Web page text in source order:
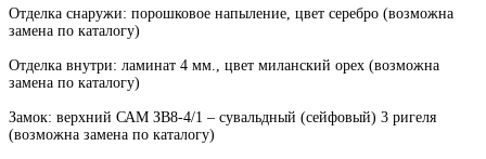
Отделка снаружи: порошковое напыление, цвет серебро (возможна
замена по каталогу)
Отделка внутри: ламинат 4 мм., цвет миланский орех (возможна
замена по каталогу)
Замок: верхний САМ ЗВ8-4/1 – сувальдный (сейфовый) 3 ригеля
(возможна замена по каталогу)